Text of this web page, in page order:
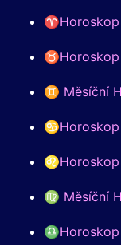
♈Horoskop
♉Horoskop
♊ Měsíční
♋Horoskop
♌Horoskop
♍ Měsíční
♎Horoskop